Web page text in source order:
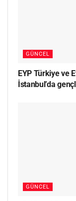
GÜNCEL
EYP Türkiye ve
İstanbul’da
GÜNCEL